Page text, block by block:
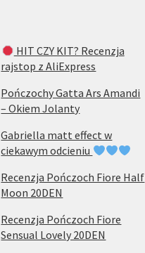
HIT CZY KIT? Recenzja
rajstop z AliExpress
Pończochy Gatta Ars Amandi
– Okiem Jolanty
Gabriella matt effect w
ciekawym odcieniu
Recenzja Pończoch Fiore Half
Moon 20DEN
Recenzja Pończoch Fiore
Sensual Lovely 20DEN